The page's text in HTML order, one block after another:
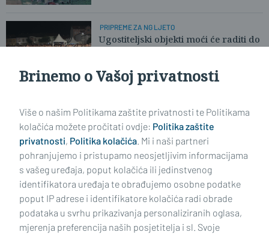
PRIPREME ZA NG LJETO
Ugostiteljski objekti moći će raditi do
Brinemo o Vašoj privatnosti
Više o našim Politikama zaštite privatnosti te Politikama
kolačića možete pročitati ovdje: Politika zaštite
privatnosti, Politika kolačića. Mi i naši partneri
pohranjujemo i pristupamo neosjetljivim informacijama
s vašeg uređaja, poput kolačića ili jedinstvenog
identifikatora uređaja te obrađujemo osobne podatke
poput IP adrese i identifikatore kolačića radi obrade
podataka u svrhu prikazivanja personaliziranih oglasa,
mjerenja preferencija naših posjetitelja i sl. Svoje